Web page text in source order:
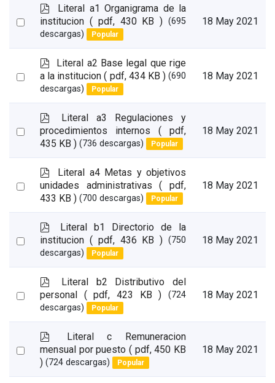
Select
p
d
f
Literal a1 Organigrama de la
institucion ( pdf, 430 KB ) (695
descargas)
Popular
18 May 2021
Select
p
d
f
Literal a2 Base legal que rige
a la institucion ( pdf, 434 KB ) (690
descargas)
Popular
18 May 2021
Select
p
d
f
Literal a3 Regulaciones y
procedimientos internos
( pdf,
435 KB ) (736 descargas) Popular
18 May 2021
Select
p
d
f
Literal a4 Metas y objetivos
unidades administrativas
( pdf,
433 KB ) (700 descargas) Popular
18 May 2021
Select
p
d
f
Literal b1 Directorio de la
institucion ( pdf, 436 KB ) (750
descargas)
Popular
18 May 2021
Select
p
d
f
Literal b2 Distributivo del
personal ( pdf, 423 KB )
(724
descargas)
Popular
18 May 2021
Select
p
d
f
Literal c Remuneracion
mensual por puesto ( pdf, 450 KB
) (724 descargas) Popular
18 May 2021